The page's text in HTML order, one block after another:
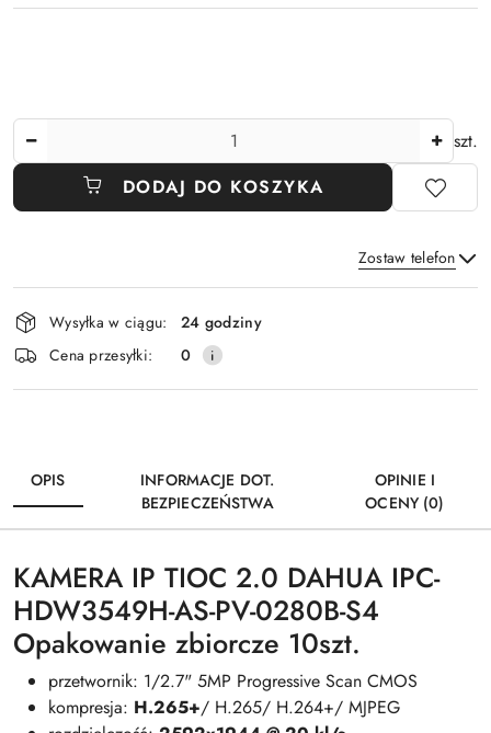
szt.
DODAJ DO KOSZYKA
Zostaw telefon
Wyślij
Dostępność
i
dostawa
Wysyłka w ciągu:
24 godziny
Cena przesyłki:
0
OPIS
INFORMACJE DOT.
BEZPIECZEŃSTWA
OPINIE I
OCENY (0)
KAMERA IP TIOC 2.0 DAHUA IPC-
HDW3549H-AS-PV-0280B-S4
Opakowanie zbiorcze 10szt.
przetwornik: 1/2.7" 5MP Progressive Scan CMOS
kompresja: H.265+/ H.265/ H.264+/ MJPEG